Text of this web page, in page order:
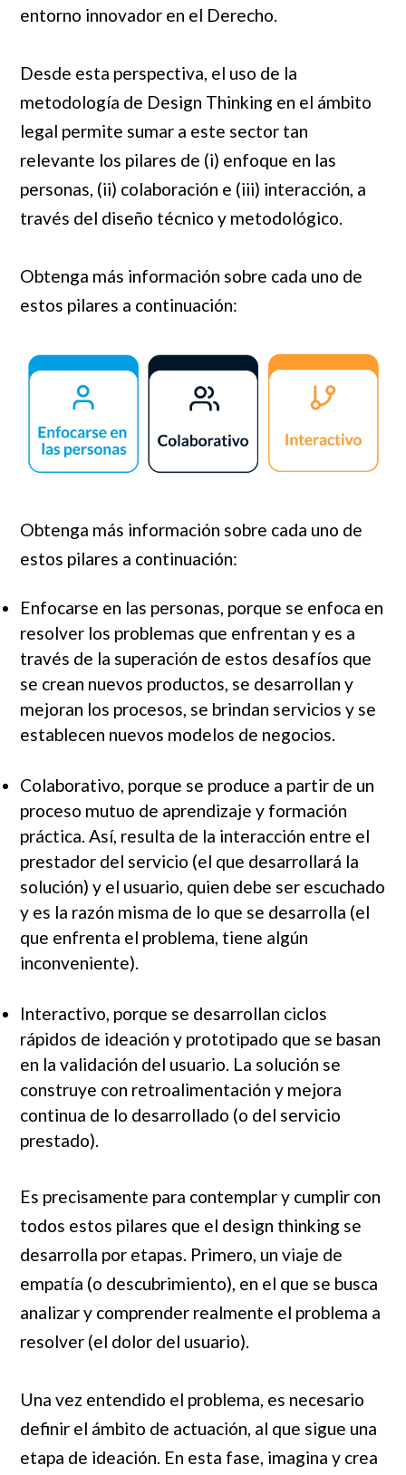
entorno innovador en el Derecho.
Desde esta perspectiva, el uso de la
metodología de Design Thinking en el ámbito
legal permite sumar a este sector tan
relevante los pilares de (i) enfoque en las
personas, (ii) colaboración e (iii) interacción, a
través del diseño técnico y metodológico.
Obtenga más información sobre cada uno de
estos pilares a continuación:
Obtenga más información sobre cada uno de
estos pilares a continuación:
Enfocarse en las personas, porque se enfoca en
resolver los problemas que enfrentan y es a
través de la superación de estos desafíos que
se crean nuevos productos, se desarrollan y
mejoran los procesos, se brindan servicios y se
establecen nuevos modelos de negocios.
Colaborativo, porque se produce a partir de un
proceso mutuo de aprendizaje y formación
práctica. Así, resulta de la interacción entre el
prestador del servicio (el que desarrollará la
solución) y el usuario, quien debe ser escuchado
y es la razón misma de lo que se desarrolla (el
que enfrenta el problema, tiene algún
inconveniente).
Interactivo, porque se desarrollan ciclos
rápidos de ideación y prototipado que se basan
en la validación del usuario. La solución se
construye con retroalimentación y mejora
continua de lo desarrollado (o del servicio
prestado).
Es precisamente para contemplar y cumplir con
todos estos pilares que el design thinking se
desarrolla por etapas. Primero, un viaje de
empatía (o descubrimiento), en el que se busca
analizar y comprender realmente el problema a
resolver (el dolor del usuario).
Una vez entendido el problema, es necesario
definir el ámbito de actuación, al que sigue una
etapa de ideación. En esta fase, imagina y crea